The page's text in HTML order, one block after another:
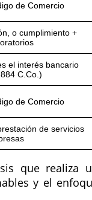
de Comercio
o cumplimiento +
el interés bancario
C.Co.)
de Comercio
de servicios
que realiza
y el